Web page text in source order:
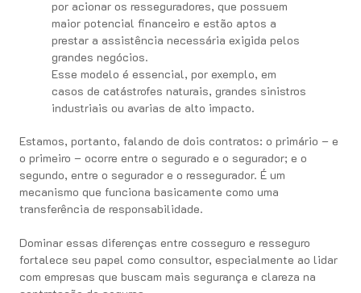
por acionar os resseguradores, que possuem
maior potencial financeiro e estão aptos a
prestar a assistência necessária exigida pelos
grandes negócios.
Esse modelo é essencial, por exemplo, em
casos de catástrofes naturais, grandes sinistros
industriais ou avarias de alto impacto.
Estamos, portanto, falando de dois contratos: o primário – e
o primeiro – ocorre entre o segurado e o segurador; e o
segundo, entre o segurador e o ressegurador. É um
mecanismo que funciona basicamente como uma
transferência de responsabilidade.
Dominar essas diferenças entre cosseguro e resseguro
fortalece seu papel como consultor, especialmente ao lidar
com empresas que buscam mais segurança e clareza na